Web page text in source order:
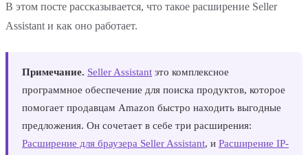
В этом посте рассказывается, что такое расширение Seller
Assistant и как оно работает.
Примечание. Seller Assistant это комплексное
программное обеспечение для поиска продуктов, которое
помогает продавцам Amazon быстро находить выгодные
предложения. Он сочетает в себе три расширения:
Расширение для браузера Seller Assistant, и Расширение IP-